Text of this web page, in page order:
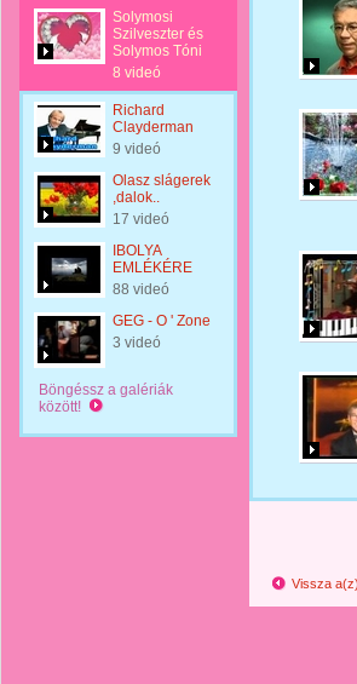
Solymosi
Szilveszter és
Solymos Tóni
8 videó
Richard
Clayderman
9 videó
Olasz slágerek
,dalok..
17 videó
IBOLYA
EMLÉKÉRE
88 videó
GEG - O ' Zone
3 videó
Böngéssz a galériák
között!
Vissza